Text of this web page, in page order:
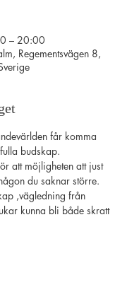
– 20:00
Regementsvägen 8,
får komma
budskap.
du saknar större.
,vägledning från
kunna bli både skratt